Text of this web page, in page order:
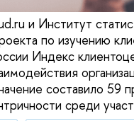
и Институт
по изучению
Индекс
составило 59
среди